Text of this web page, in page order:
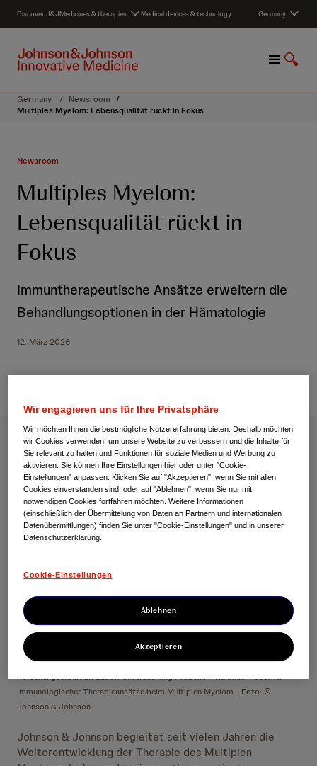
c
Discover J&JMedicines & therapies Medical devices & technology Germany
M
n
S
o
Germany / Newsroom /
Multiples Myelom: Lebensqualität rückt in Fokus
Newsroom
Multiples Myelom:
Lebensqualität rückt in
Fokus
Immuntherapeutische Ansätze erweitern die
Behandlungsoptionen in der Hämatologie
12. März 2026
Forschungsarbeit im Labor: Untersuchung Proben im Rahmen moderner
immunologischer Therapieansätze beim Multiplen Myelom.
Foto: ©
Johnson & Johnson
Johnson & Johnson begleitet seit vielen Jahren die
Weiterentwicklung der Therapie des Multiplen
Wir engagieren uns für Ihre Privatsphäre
Wir möchten Ihnen die bestmögliche Nutzererfahrung bieten. Deshalb möchten
wir Cookies verwenden, um unsere Website zu verbessern und die Inhalte für
Sie relevant zu halten und Funktionen für soziale Medien und Werbung zu
aktivieren. Sie können Ihre Einstellungen hier oder unter "Cookie-
Einstellungen" anpassen. Klicken Sie auf "Akzeptieren", wenn Sie mit allen
Cookies einverstanden sind, oder auf "Ablehnen", wenn Sie nur mit
notwendigen Cookies fortfahren möchten. Weitere Informationen
(einschließlich der Übermittelung von Daten an Partnern und internationalen
Datenübermittlungen) finden Sie unter "Cookie-Einstellungen" und in unserer
Datenschutzerklärung.
Cookie-Einstellungen
Ablehnen
Akzeptieren